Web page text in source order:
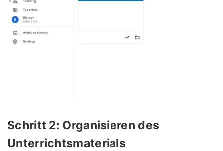
Schritt 2: Organisieren des
Unterrichtsmaterials